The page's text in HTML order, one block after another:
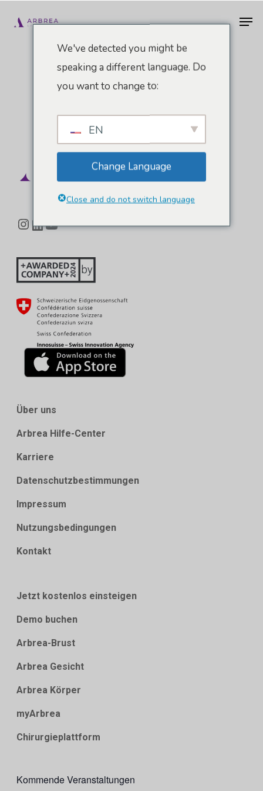
Hauptinhalt
Instagram
Über uns
Arbrea Hilfe-Center
Karriere
Datenschutzbestimmungen
Impressum
Nutzungsbedingungen
Kontakt
Jetzt kostenlos einsteigen
Demo buchen
Arbrea-Brust
Arbrea Gesicht
Arbrea Körper
myArbrea
Chirurgieplattform
Kommende Veranstaltungen
We've detected you might be
speaking a different language. Do
you want to change to:
EN
Change Language
Close and do not switch language